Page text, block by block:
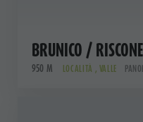
BRUNICO / RISCONE
950 M LOCALITÀ , VALLE